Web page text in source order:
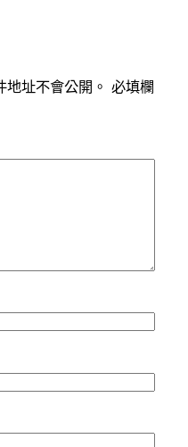
址不會公開。 必填欄